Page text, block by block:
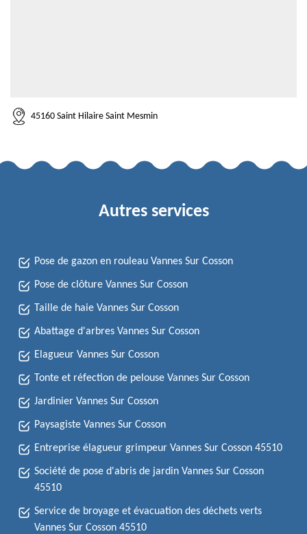
45160 Saint Hilaire Saint Mesmin
Autres services
Pose de gazon en rouleau Vannes Sur Cosson
Pose de clôture Vannes Sur Cosson
Taille de haie Vannes Sur Cosson
Abattage d'arbres Vannes Sur Cosson
Elagueur Vannes Sur Cosson
Tonte et réfection de pelouse Vannes Sur Cosson
Jardinier Vannes Sur Cosson
Paysagiste Vannes Sur Cosson
Entreprise élagueur grimpeur Vannes Sur Cosson 45510
Société de pose d'abris de jardin Vannes Sur Cosson
45510
Service de broyage et évacuation des déchets verts
Vannes Sur Cosson 45510